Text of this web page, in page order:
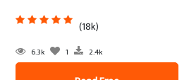
(18k)
6.3k 1 2.4k